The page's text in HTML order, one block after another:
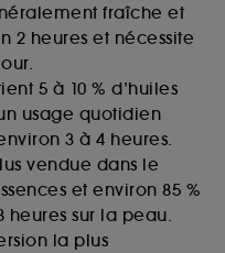
fraîche et
2 heures et nécessite
5 à 10 % d’huiles
usage quotidien
3 à 4 heures.
vendue dans le
et environ 85 %
heures sur la peau.
la plus